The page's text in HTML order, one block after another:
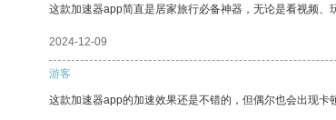
这款加速器app简直是居家旅行必备神器，无论是看视频、
2024-12-09
游客
这款加速器app的加速效果还是不错的，但偶尔也会出现卡